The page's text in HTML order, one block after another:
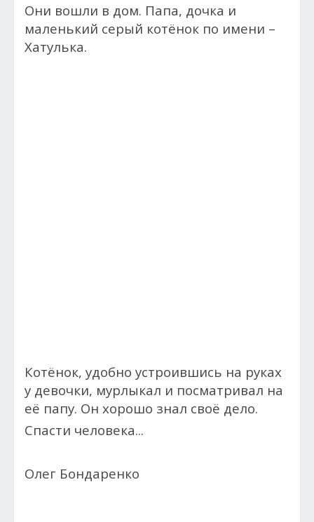
Они вошли в дом. Папа, дочка и
маленький серый котёнок по имени –
Хатулька.
Котёнок, удобно устроившись на руках
у девочки, мурлыкал и посматривал на
её папу. Он хорошо знал своё дело.
Спасти человека...
Олег Бондаренко